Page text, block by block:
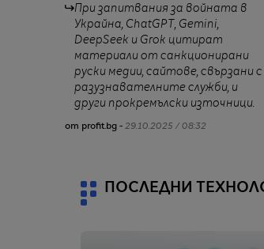
При запитвания за войната в
Украйна, ChatGPT, Gemini,
DeepSeek и Grok цитират
материали от санкционирани
руски медии, сайтове, свързани с
разузнавателните служби, и
други прокремълски източници.
от profit.bg - 29.10.2025 / 08:32
ПОСЛЕДНИ